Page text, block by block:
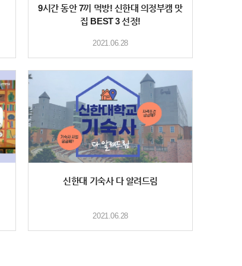
9시간 동안 7끼 먹방! 신한대 의정부캠 맛
집 BEST 3 선정!
2021.06.28
신한대 기숙사 다 알려드림
2021.06.28